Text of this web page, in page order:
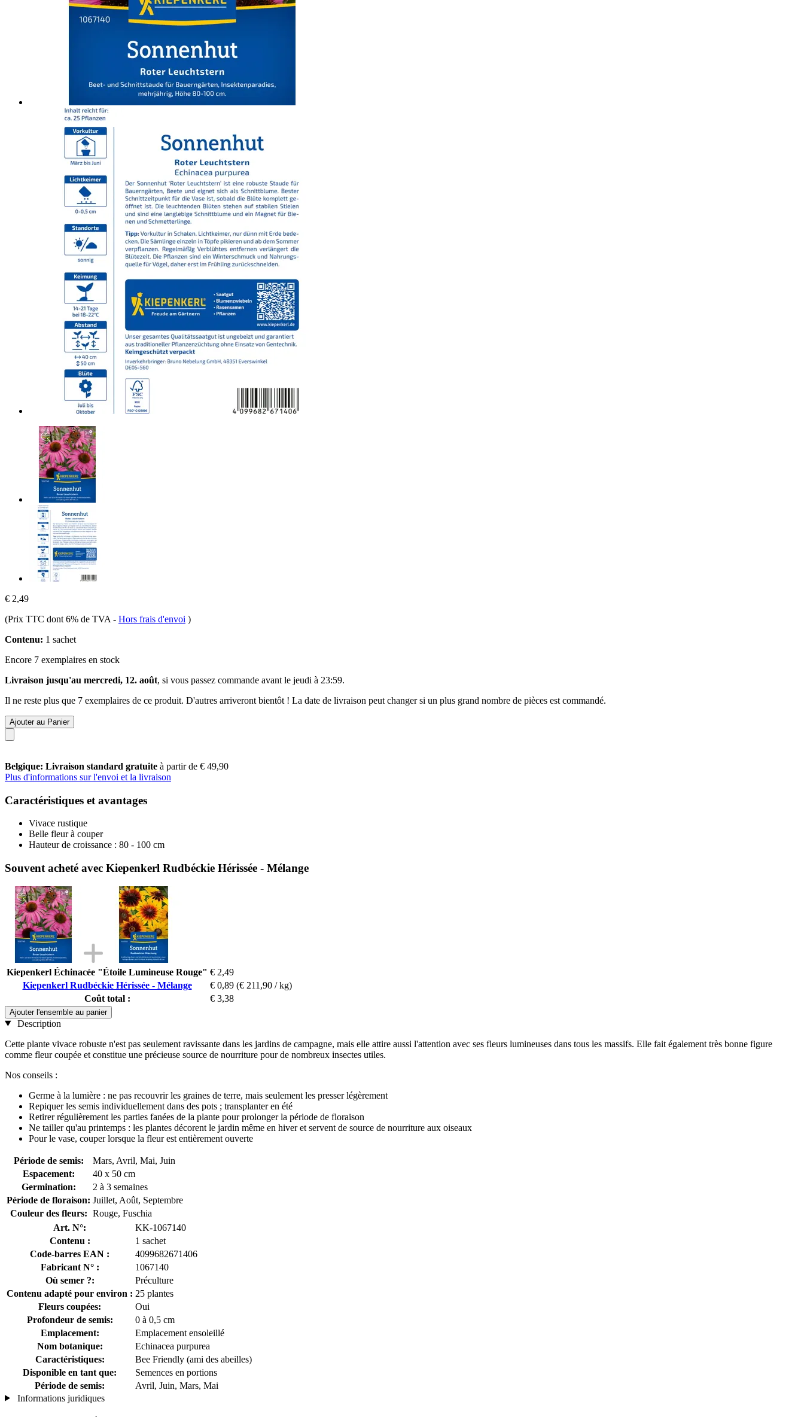
€ 2,49
(Prix TTC dont 6% de TVA - Hors frais d'envoi )
Contenu: 1 sachet
Encore 7 exemplaires en stock
Livraison jusqu'au mercredi, 12. août, si vous passez commande avant le jeudi à 23:59.
Il ne reste plus que 7 exemplaires de ce produit. D'autres arriveront bientôt ! La date de livraison peut changer si un plus grand nombre de pièces est commandé.
Ajouter au Panier
Belgique: Livraison standard gratuite à partir de € 49,90
Plus d'informations sur l'envoi et la livraison
Caractéristiques et avantages
Vivace rustique
Belle fleur à couper
Hauteur de croissance : 80 - 100 cm
Souvent acheté avec Kiepenkerl Rudbéckie Hérissée - Mélange
Kiepenkerl Échinacée "Étoile Lumineuse Rouge" € 2,49
Kiepenkerl Rudbéckie Hérissée - Mélange
€ 0,89 (€ 211,90 / kg)
Coût total :
€ 3,38
Ajouter l'ensemble au panier
Description
Cette plante vivace robuste n'est pas seulement ravissante dans les jardins de campagne, mais elle attire aussi l'attention avec ses fleurs lumineuses dans tous les massifs. Elle fait également très bonne figure
comme fleur coupée et constitue une précieuse source de nourriture pour de nombreux insectes utiles.
Nos conseils :
Germe à la lumière : ne pas recouvrir les graines de terre, mais seulement les presser légèrement
Repiquer les semis individuellement dans des pots ; transplanter en été
Retirer régulièrement les parties fanées de la plante pour prolonger la période de floraison
Ne tailler qu'au printemps : les plantes décorent le jardin même en hiver et servent de source de nourriture aux oiseaux
Pour le vase, couper lorsque la fleur est entièrement ouverte
Période de semis:
Mars, Avril, Mai, Juin
Espacement:
40 x 50 cm
Germination:
2 à 3 semaines
Période de floraison: Juillet, Août, Septembre
Couleur des fleurs: Rouge, Fuschia
Art. N°:
KK-1067140
Contenu :
1 sachet
Code-barres EAN :
4099682671406
Fabricant N° :
1067140
Où semer ?:
Préculture
Contenu adapté pour environ : 25 plantes
Fleurs coupées:
Oui
Profondeur de semis:
0 à 0,5 cm
Emplacement:
Emplacement ensoleillé
Nom botanique:
Echinacea purpurea
Caractéristiques:
Bee Friendly (ami des abeilles)
Disponible en tant que:
Semences en portions
Période de semis:
Avril, Juin, Mars, Mai
Informations juridiques